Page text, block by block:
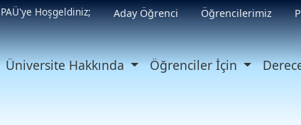
PAÜ'ye Hoşgeldiniz; Aday Öğrenci Öğrencilerimiz
Üniversite Hakkında Öğrenciler İçin